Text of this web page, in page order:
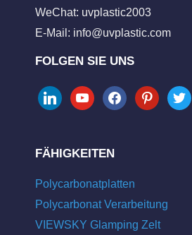
WeChat: uvplastic2003
E-Mail: info@uvplastic.com
FOLGEN SIE UNS
linkedinyoutubefacebookpinteresttwitter
FÄHIGKEITEN
Polycarbonatplatten
Polycarbonat Verarbeitung
VIEWSKY Glamping Zelt